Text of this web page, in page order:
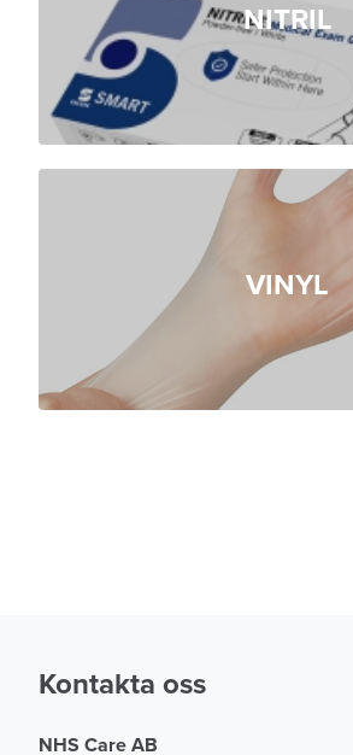
NITRIL
VINYL
Kontakta oss
NHS Care AB